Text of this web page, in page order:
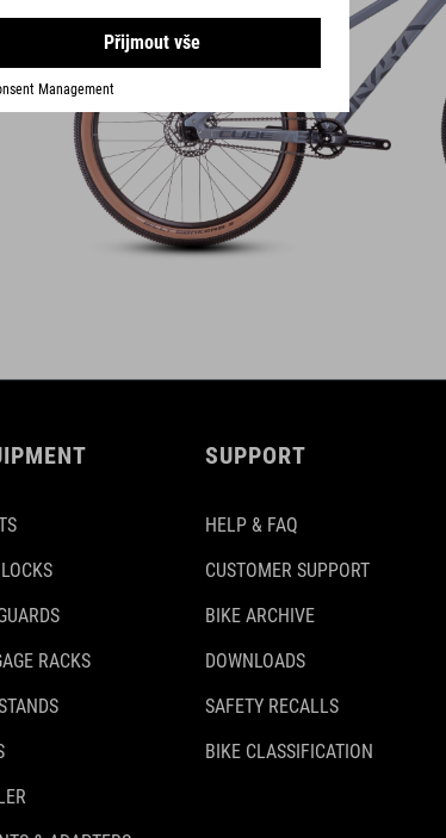
RACKS
SUPPORT
HELP & FAQ
CUSTOMER SUPPORT
BIKE ARCHIVE
DOWNLOADS
SAFETY RECALLS
BIKE CLASSIFICATION